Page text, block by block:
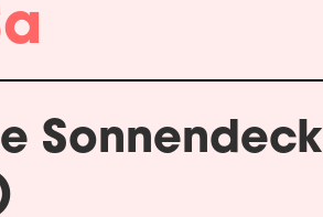
Sonnendeck